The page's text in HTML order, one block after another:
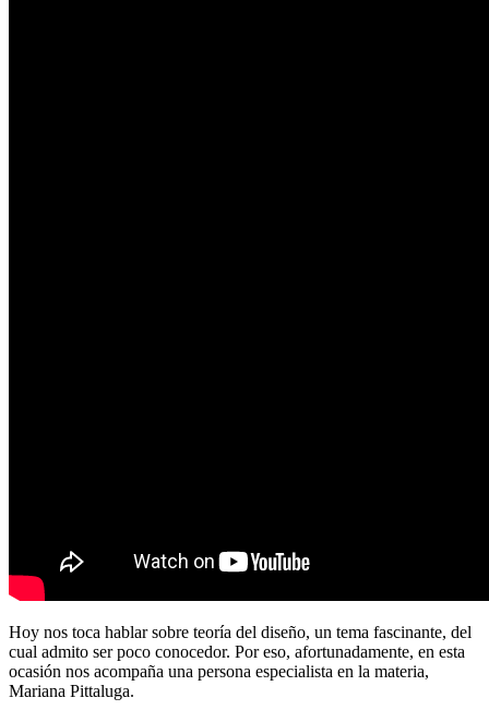
Hoy nos toca hablar sobre teoría del diseño, un tema fascinante, del
cual admito ser poco conocedor. Por eso, afortunadamente, en esta
ocasión nos acompaña una persona especialista en la materia,
Mariana Pittaluga.